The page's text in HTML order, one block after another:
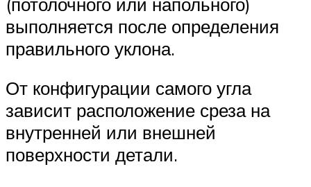
выполняется после определения
правильного уклона.
От конфигурации самого угла
зависит расположение среза на
внутренней или внешней
поверхности детали.